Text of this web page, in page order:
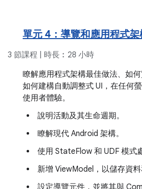
單元 4：導覽和應用程式架
3 節課程 | 時長︰28 小時
瞭解應用程式架構最佳做法、如
如何建構自動調整式 UI，在任何
使用者體驗。
說明活動及其生命週期。
瞭解現代 Android 架構。
使用 StateFlow 和 UDF 模式
新增 ViewModel，以儲存資料